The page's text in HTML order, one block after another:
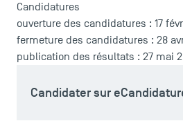
ACCÈS DIRECTS
Actualités
Agenda
Brochures
Candidatures
ouverture des candidatures : 17
fermeture des candidatures : 28
publication des résultats : 27 mai
Candidater sur